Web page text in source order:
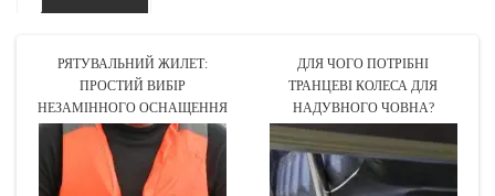
РЯТУВАЛЬНИЙ ЖИЛЕТ:
ПРОСТИЙ ВИБІР
НЕЗАМІННОГО ОСНАЩЕННЯ
ДЛЯ РИБОЛОВЛІ
ДЛЯ ЧОГО ПОТРІБНІ
ТРАНЦЕВІ КОЛЕСА ДЛЯ
НАДУВНОГО ЧОВНА?